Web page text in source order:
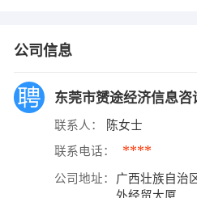
公司信息
东莞市赟途经济信息咨
联系人： 陈女士
联系电话： ****
公司地址：
广西壮族自治
外经贸大厦